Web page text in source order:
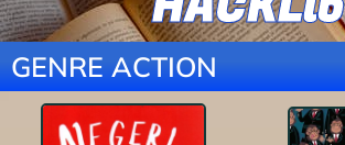
GENRE ACTION